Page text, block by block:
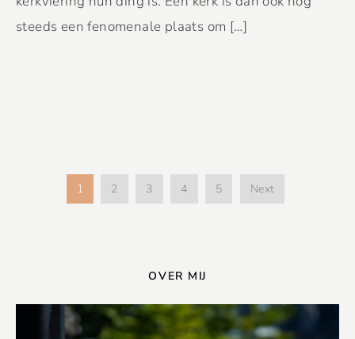
steeds een fenomenale plaats om […]
1 2 3 4 5 Next
OVER MIJ